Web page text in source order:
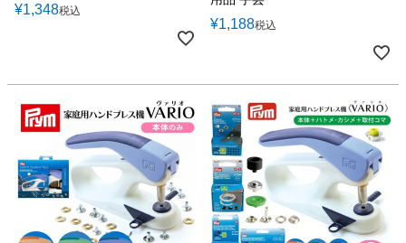
¥1,348税込
¥1,188税込